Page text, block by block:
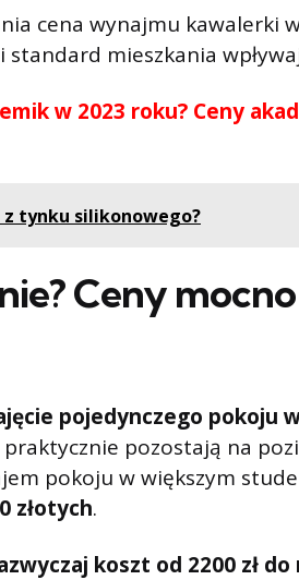
cena wynajmu kawalerki
standard mieszkania
w 2023 roku? Ceny
tynku silikonowego?
Ceny
pojedynczego pokoju
praktycznie pozostają na
pokoju w większym
złotych.
koszt od 2200 zł do